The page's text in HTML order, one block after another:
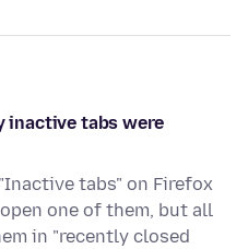
inactive tabs were
tabs" on Firefox
one of them, but all
in "recently closed